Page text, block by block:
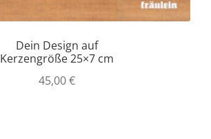
Dein Design auf
Kerzengröße 25×7 cm
45,00€